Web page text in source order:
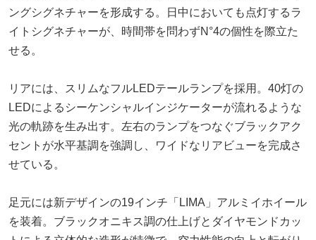
ングシグネチャーを形成する。日中においても点灯するラ
イトシグネチャーが、時間帯を問わずN°4の個性を際立た
せる。
リアには、スリムなフルLEDテールランプを採用。40灯の
LEDによるシーケンシャルインジケーターが流れるような
光の軌跡を生み出す。左右のランプをつなぐブラックアク
セントが水平基調を強調し、ワイドなリアビューを完成さ
せている。
足元には新デザインの19インチ「LIMA」アルミイホイール
を装着。ブラックオニキス調の仕上げとダイヤモンドカッ